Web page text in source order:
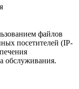
файлов
посетителей (IP-
обслуживания.